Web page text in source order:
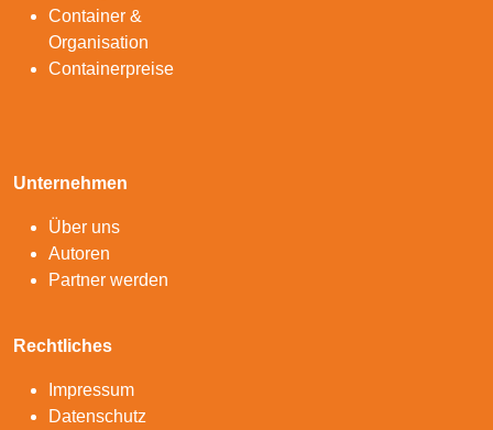
Container &
Organisation
Containerpreise
Unternehmen
Über uns
Autoren
Partner werden
Rechtliches
Impressum
Datenschutz